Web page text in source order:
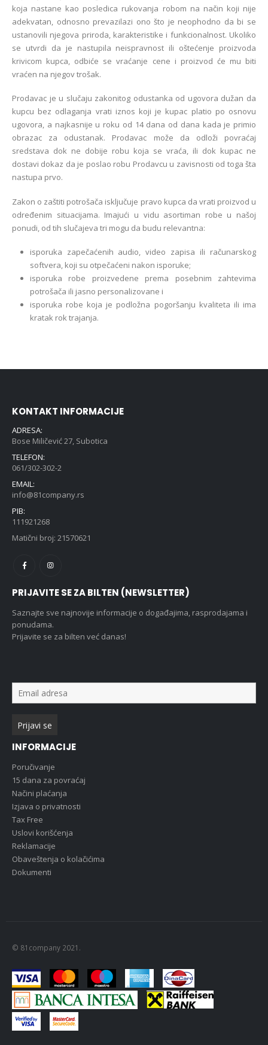
koja nastane kao posledica rukovanja robom na način koji nije
adekvatan, odnosno prevazilazi ono što je neophodno da bi se
ustanovili njegova priroda, karakteristike i funkcionalnost. Ukoliko
se utvrdi da je nastupila neispravnost ili oštećenje proizvoda
krivicom kupca, odbiće se vraćanje cene i proizvod će mu biti
vraćen na njegov trošak.
Prodavac je u slučaju zakonitog odustanka od ugovora dužan da
kupcu bez odlaganja vrati iznos koji je kupac platio po osnovu
ugovora, a najkasnije u roku od 14 dana od dana kada je primio
obrazac za odustanak. Prodavac može da odloži povraćaj
sredstava dok ne dobije robu koja se vraća, ili dok kupac ne
dostavi dokaz da je poslao robu Prodavcu u zavisnosti od toga šta
nastupa prvo.
Zakon o zaštiti potrošača isključuje pravo kupca da vrati proizvod u
određenim situacijama. Imajući u vidu asortiman robe u našoj
ponudi, od tih slučajeva tri mogu da budu relevantna:
isporuka zapečaćenih audio, video zapisa ili računarskog
softvera, koji su otpečaćeni nakon isporuke;
isporuka robe proizvedene prema posebnim zahtevima
potrošača ili jasno personalizovane i
isporuka robe koja je podložna pogoršanju kvaliteta ili ima
kratak rok trajanja.
KONTAKT INFORMACIJE
ADRESA:
Bose Miličević 27, Subotica
TELEFON:
061/302-302-2
EMAIL:
info@81company.rs
PIB:
111921268
Matični broj: 21570621
PRIJAVITE SE ZA BILTEN (NEWSLETTER)
Saznajte sve najnovije informacije o događajima, rasprodajama i
ponudama.
Prijavite se za bilten već danas!
INFORMACIJE
Poručivanje
15 dana za povraćaj
Načini plaćanja
Izjava o privatnosti
Tax Free
Uslovi korišćenja
Reklamacije
Obaveštenja o kolačićima
Dokumenti
© 81company 2021.